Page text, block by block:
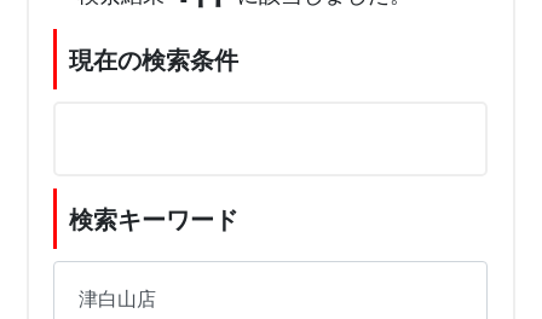
現在の検索条件
検索キーワード